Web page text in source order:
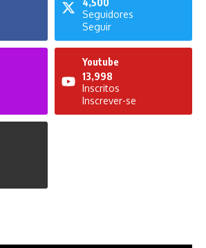
4,500
Seguidores
Seguir
Youtube
13,998
Inscritos
Inscrever-se